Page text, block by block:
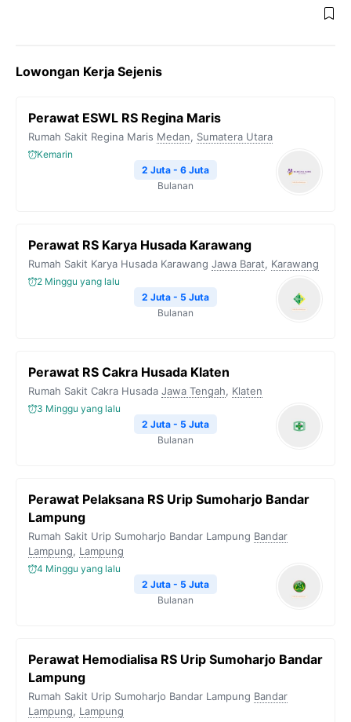
Lowongan Kerja Sejenis
Perawat ESWL RS Regina Maris
Rumah Sakit Regina Maris Medan, Sumatera Utara
Kemarin
2 Juta - 6 Juta
Bulanan
Perawat RS Karya Husada Karawang
Rumah Sakit Karya Husada Karawang Jawa Barat, Karawang
2 Minggu yang lalu
2 Juta - 5 Juta
Bulanan
Perawat RS Cakra Husada Klaten
Rumah Sakit Cakra Husada Jawa Tengah, Klaten
3 Minggu yang lalu
2 Juta - 5 Juta
Bulanan
Perawat Pelaksana RS Urip Sumoharjo Bandar
Lampung
Rumah Sakit Urip Sumoharjo Bandar Lampung Bandar
Lampung, Lampung
4 Minggu yang lalu
2 Juta - 5 Juta
Bulanan
Perawat Hemodialisa RS Urip Sumoharjo Bandar
Lampung
Rumah Sakit Urip Sumoharjo Bandar Lampung Bandar
Lampung, Lampung